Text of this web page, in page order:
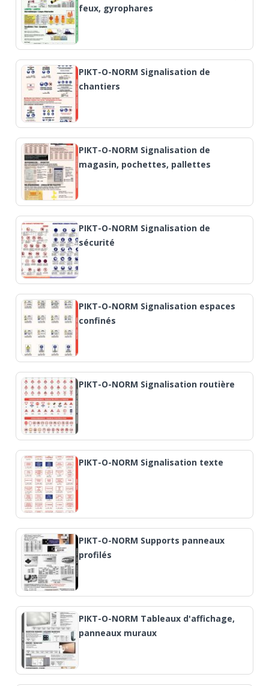
feux, gyrophares
PIKT-O-NORM Signalisation de
chantiers
PIKT-O-NORM Signalisation de
magasin, pochettes, pallettes
PIKT-O-NORM Signalisation de
sécurité
PIKT-O-NORM Signalisation espaces
confinés
PIKT-O-NORM Signalisation routière
PIKT-O-NORM Signalisation texte
PIKT-O-NORM Supports panneaux
profilés
PIKT-O-NORM Tableaux d'affichage,
panneaux muraux